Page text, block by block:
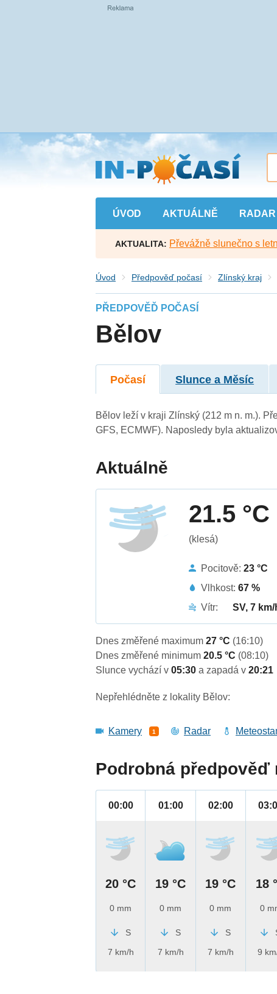
Přejít
na
hlavní
obsah
ÚVOD AKTUÁLNĚ RADAR
AKTUALITA: Převážně slunečno s
Úvod Předpověď počasí Zlínský kraj
PŘEDPOVĚĎ POČASÍ
Bělov
Počasí Slunce a Měsíc
Bělov leží v kraji Zlínský (212 m n. m.).
GFS, ECMWF). Naposledy byla
Aktuálně
21.5 °C
(klesá)
Pocitově:23 °C
Vlhkost:67 %
Vítr:
SV, 7 km/
Dnes změřené maximum27 °C (16:10)
Dnes změřené minimum20.5 °C (08:10)
Slunce vychází v05:30a zapadá v20:21
Nepřehlédněte z lokality Bělov:
Kamery 1 Radar
Podrobná předpověď
00:00
20 °C
0 mm
S
7 km/h
01:00
19 °C
0 mm
S
7 km/h
02:00
19 °C
0 mm
S
7 km/h
18
0
9